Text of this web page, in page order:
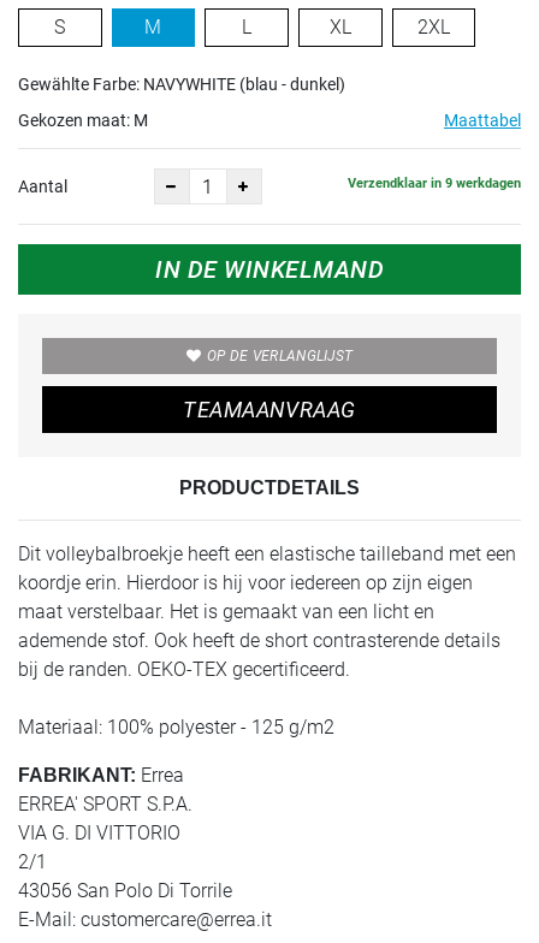
S M L XL 2XL
Gewählte Farbe: NAVYWHITE (blau - dunkel)
Gekozen maat: M Maattabel
Aantal Verzendklaar in 9 werkdagen
IN DE WINKELMAND
OP DE VERLANGLIJST
TEAMAANVRAAG
PRODUCTDETAILS
Dit volleybalbroekje heeft een elastische tailleband met een
koordje erin. Hierdoor is hij voor iedereen op zijn eigen
maat verstelbaar. Het is gemaakt van een licht en
ademende stof. Ook heeft de short contrasterende details
bij de randen. OEKO-TEX gecertificeerd.
Materiaal: 100% polyester - 125 g/m2
FABRIKANT: Errea
ERREA' SPORT S.P.A.
VIA G. DI VITTORIO
2/1
43056 San Polo Di Torrile
E-Mail: customercare@errea.it